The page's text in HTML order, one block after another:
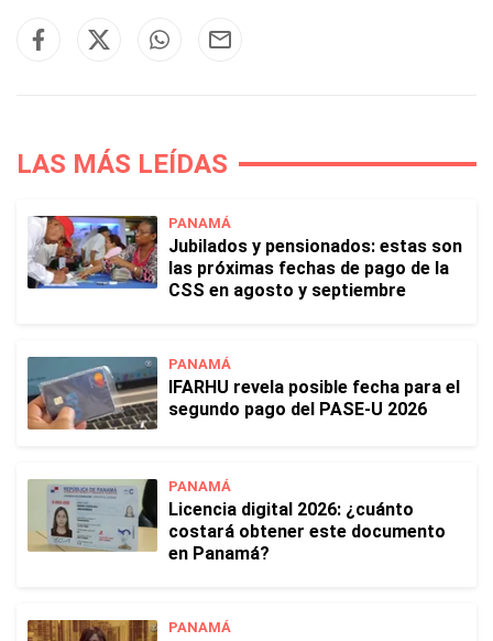
LAS MÁS LEÍDAS
PANAMÁ
Jubilados y pensionados: estas son
las próximas fechas de pago de la
CSS en agosto y septiembre
PANAMÁ
IFARHU revela posible fecha para el
segundo pago del PASE-U 2026
PANAMÁ
Licencia digital 2026: ¿cuánto
costará obtener este documento
en Panamá?
PANAMÁ